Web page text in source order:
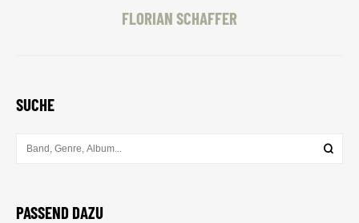
FLORIAN SCHAFFER
SUCHE
PASSEND DAZU